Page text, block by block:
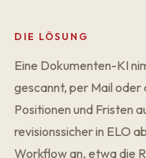
DIE LÖSUNG
Eine Dokumenten-KI
gescannt, per Mail oder
Positionen und Fristen
revisionssicher in ELO
Workflow an, etwa die